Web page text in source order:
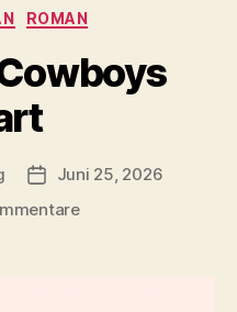
ROMAN
Veröffentlichungsdatum
Juni 25, 2026
zu